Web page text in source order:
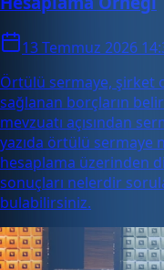
13 Temmuz 2026
Örtülü sermaye, şirket
sağlanan borçların
mevzuatı açısından
yazıda örtülü sermaye
hesaplama üzerinden
sonuçları nelerdir
bulabilirsiniz.